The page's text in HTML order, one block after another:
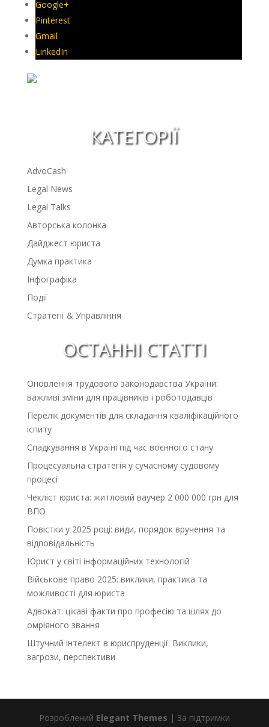
Google+
Pinterest
Gmail
LinkedIn
КАТЕГОРІЇ
AdvoCash
Legal News
Legal Talks
Авторська колонка
Дайджест юриста
Думка практика
Інфографіка
Події
Стратегії & Управління
ОСТАННІ СТАТТІ
Оновлення трудового законодавства України:
важливі зміни для працівників і роботодавців
Перелік документів для складання кваліфікаційного
іспиту
Спадкування в Україні під час воєнного стану
Процесуальна стратегія у сучасному судовому
процесі
Чекліст юриста: житловий ваучер 2 000 000 грн для
ВПО
Повістки у 2025 році: види, порядок вручення та
відповідальність
Юрист у світі інформаційних технологій
Військове право 2025: виклики, практика та
можливості для юриста
Адвокат: цікаві факти про професію та шлях до
омріяного звання
Штучний інтелект в юриспруденції. Виклики,
загрози, перспективи
Розроблений Elegant Themes | За підтримки